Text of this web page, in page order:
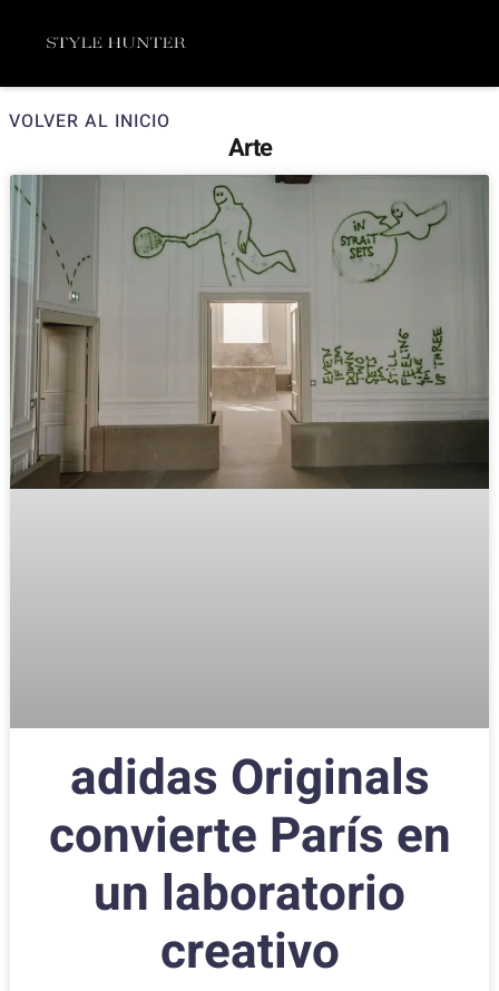
VOLVER AL INICIO
Arte
adidas Originals
convierte París en
un laboratorio
creativo